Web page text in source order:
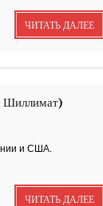
фильм ''РИНА
литератор,...
Софронов
Ростовской
организации....
ЧИТАТЬ ДАЛЕЕ
Шиллимат)
и США.
ЧИТАТЬ ДАЛЕЕ